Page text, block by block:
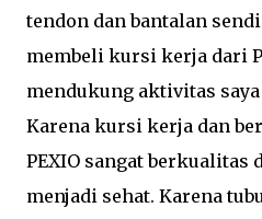
tendon dan bantalan
membeli kursi kerja dari
mendukung aktivitas saya
Karena kursi kerja dan
PEXIO sangat berkualitas
menjadi sehat. Karena